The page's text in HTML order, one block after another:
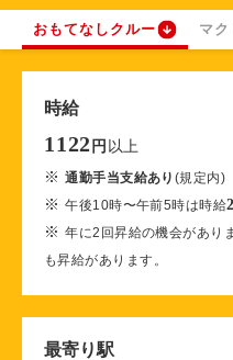
おもてなしクルー マ
時給
1122 円 以上
※通勤手当支給あり (規定内)
※午後10時〜午前5時は時給
※年に2回昇給の機会があり
も昇給があります。
最寄り駅